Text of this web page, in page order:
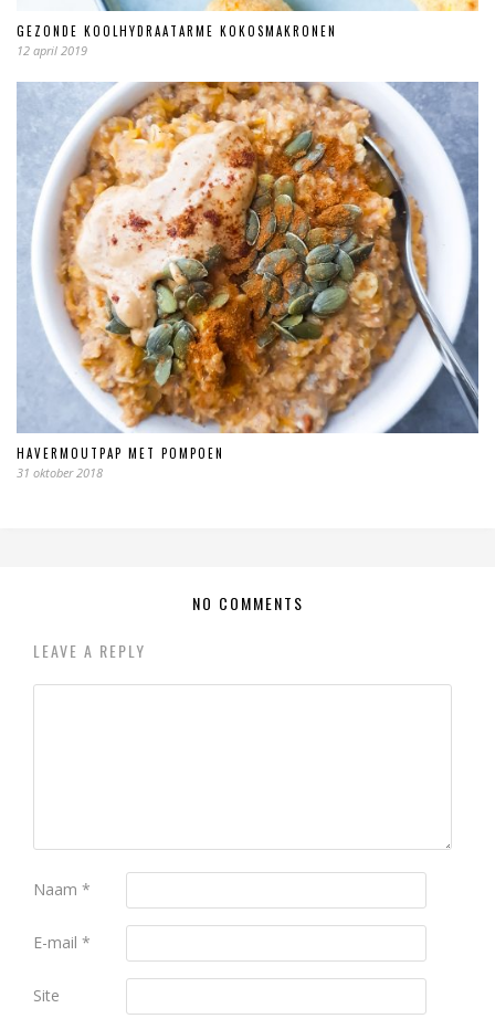
GEZONDE KOOLHYDRAATARME KOKOSMAKRONEN
12 april 2019
HAVERMOUTPAP MET POMPOEN
31 oktober 2018
NO COMMENTS
LEAVE A REPLY
Naam *
E-mail *
Site